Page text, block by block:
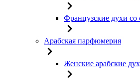
Французские духи со
Арабская парфюмерия
Женские арабские